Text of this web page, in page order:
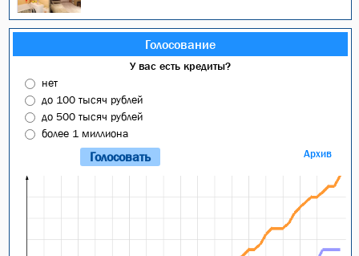
Голосование
У вас есть кредиты?
нет
до 100 тысяч рублей
до 500 тысяч рублей
более 1 миллиона
Архив